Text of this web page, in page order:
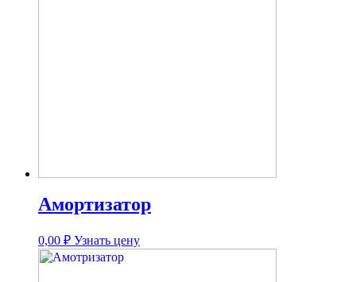
Амортизатор
0,00 ₽ Узнать цену